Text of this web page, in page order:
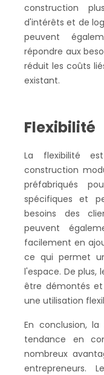
construction
d'intérêts et de
peuvent
répondre aux
réduit les coûts
existant.
Flexibilité
La flexibilité
construction
préfabriqués
spécifiques et
besoins des
peuvent
facilement en
ce qui permet
l'espace. De plus,
être démontés
une utilisation
En conclusion,
tendance en
nombreux
entrepreneurs.